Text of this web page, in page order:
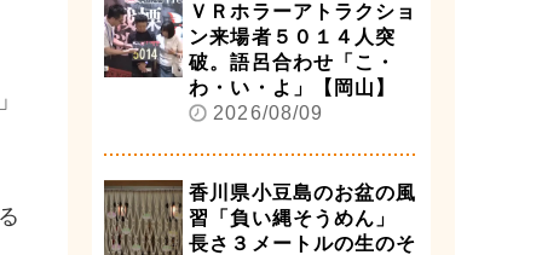
ＶＲホラーアトラクショ
ン来場者５０１４人突
破。語呂合わせ「こ・
わ・い・よ」【岡山】
2026/08/09
香川県小豆島のお盆の風
習「負い縄そうめん」
長さ３メートルの生のそ